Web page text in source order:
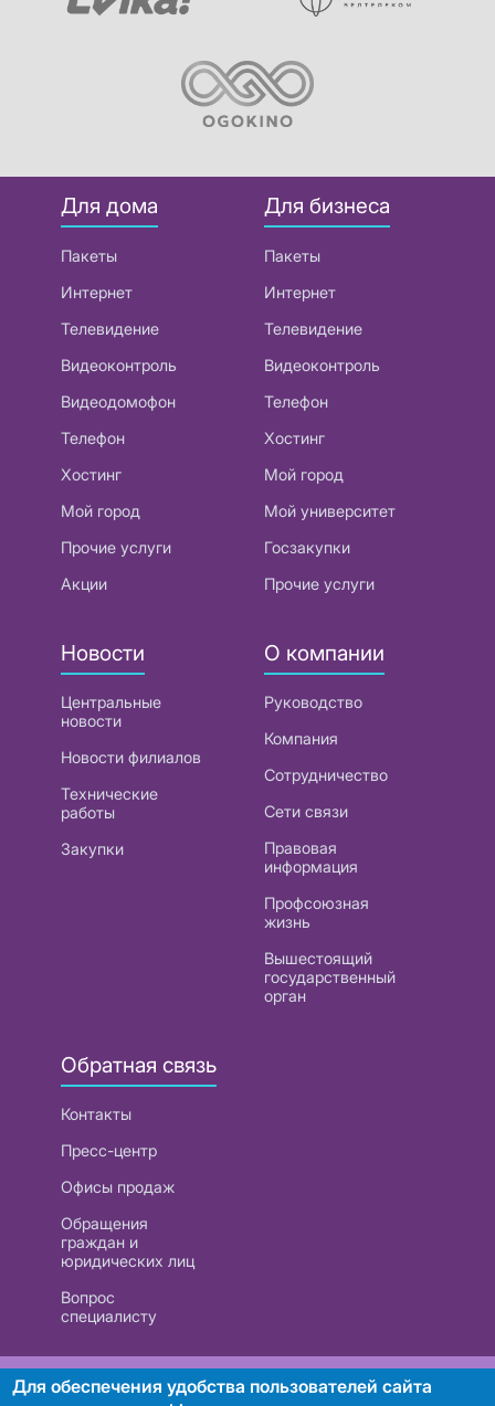
Для дома
Пакеты
Интернет
Телевидение
Видеоконтроль
Видеодомофон
Телефон
Хостинг
Мой город
Прочие услуги
Акции
Для бизнеса
Пакеты
Интернет
Телевидение
Видеоконтроль
Телефон
Хостинг
Мой город
Мой университет
Госзакупки
Прочие услуги
Новости
Центральные
новости
Новости филиалов
Технические
работы
Закупки
О компании
Руководство
Компания
Сотрудничество
Сети связи
Правовая
информация
Профсоюзная
жизнь
Вышестоящий
государственный
орган
Обратная связь
Контакты
Пресс-центр
Офисы продаж
Обращения
граждан и
юридических лиц
Вопрос
специалисту
РУП «Белтелеком». УНП 101007741
Для обеспечения удобства пользователей сайта